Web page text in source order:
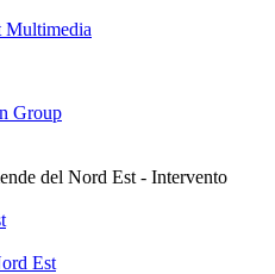
Multimedia
Group
del Nord Est - Intervento
Est